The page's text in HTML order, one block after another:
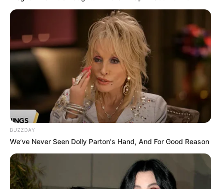
BUZZDAY
We’ve Never Seen Dolly Parton's Hand, And For Good Reason